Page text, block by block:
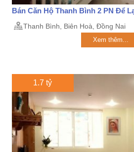
Bán Căn Hộ Thanh Bình 2 PN Để
Thanh Bình, Biên Hoà, Đồng Nai
Xem thêm...
1.7 tỷ